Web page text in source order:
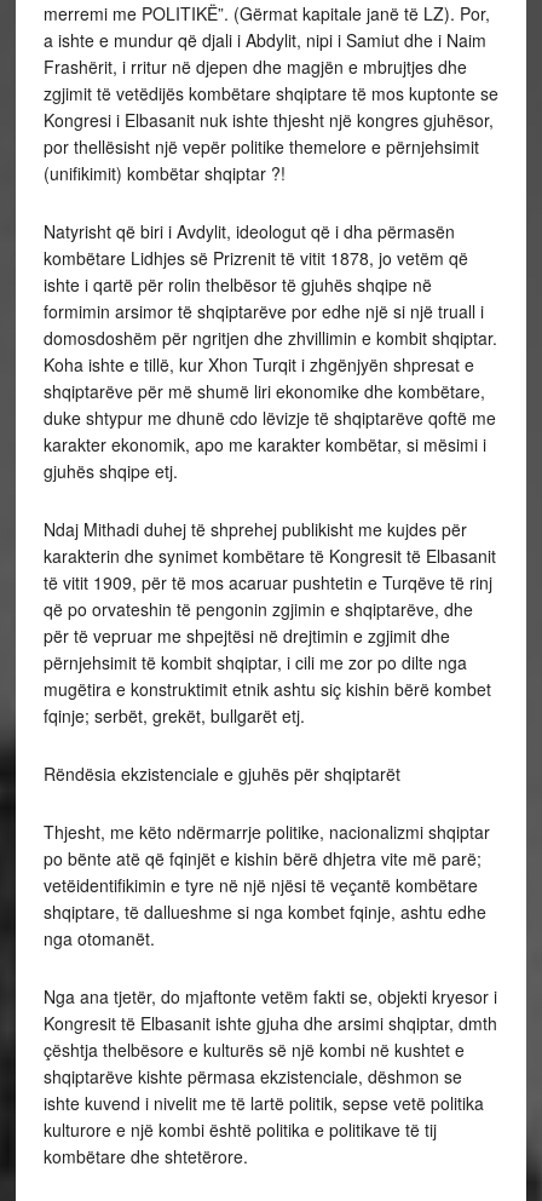
merremi me POLITIKË”. (Gërmat kapitale janë të LZ). Por,
a ishte e mundur që djali i Abdylit, nipi i Samiut dhe i Naim
Frashërit, i rritur në djepen dhe magjën e mbrujtjes dhe
zgjimit të vetëdijës kombëtare shqiptare të mos kuptonte se
Kongresi i Elbasanit nuk ishte thjesht një kongres gjuhësor,
por thellësisht një vepër politike themelore e përnjehsimit
(unifikimit) kombëtar shqiptar ?!
Natyrisht që biri i Avdylit, ideologut që i dha përmasën
kombëtare Lidhjes së Prizrenit të vitit 1878, jo vetëm që
ishte i qartë për rolin thelbësor të gjuhës shqipe në
formimin arsimor të shqiptarëve por edhe një si një truall i
domosdoshëm për ngritjen dhe zhvillimin e kombit shqiptar.
Koha ishte e tillë, kur Xhon Turqit i zhgënjyën shpresat e
shqiptarëve për më shumë liri ekonomike dhe kombëtare,
duke shtypur me dhunë cdo lëvizje të shqiptarëve qoftë me
karakter ekonomik, apo me karakter kombëtar, si mësimi i
gjuhës shqipe etj.
Ndaj Mithadi duhej të shprehej publikisht me kujdes për
karakterin dhe synimet kombëtare të Kongresit të Elbasanit
të vitit 1909, për të mos acaruar pushtetin e Turqëve të rinj
që po orvateshin të pengonin zgjimin e shqiptarëve, dhe
për të vepruar me shpejtësi në drejtimin e zgjimit dhe
përnjehsimit të kombit shqiptar, i cili me zor po dilte nga
mugëtira e konstruktimit etnik ashtu siç kishin bërë kombet
fqinje; serbët, grekët, bullgarët etj.
Rëndësia ekzistenciale e gjuhës për shqiptarët
Thjesht, me këto ndërmarrje politike, nacionalizmi shqiptar
po bënte atë që fqinjët e kishin bërë dhjetra vite më parë;
vetëidentifikimin e tyre në një njësi të veçantë kombëtare
shqiptare, të dallueshme si nga kombet fqinje, ashtu edhe
nga otomanët.
Nga ana tjetër, do mjaftonte vetëm fakti se, objekti kryesor i
Kongresit të Elbasanit ishte gjuha dhe arsimi shqiptar, dmth
çështja thelbësore e kulturës së një kombi në kushtet e
shqiptarëve kishte përmasa ekzistenciale, dëshmon se
ishte kuvend i nivelit me të lartë politik, sepse vetë politika
kulturore e një kombi është politika e politikave të tij
kombëtare dhe shtetërore.